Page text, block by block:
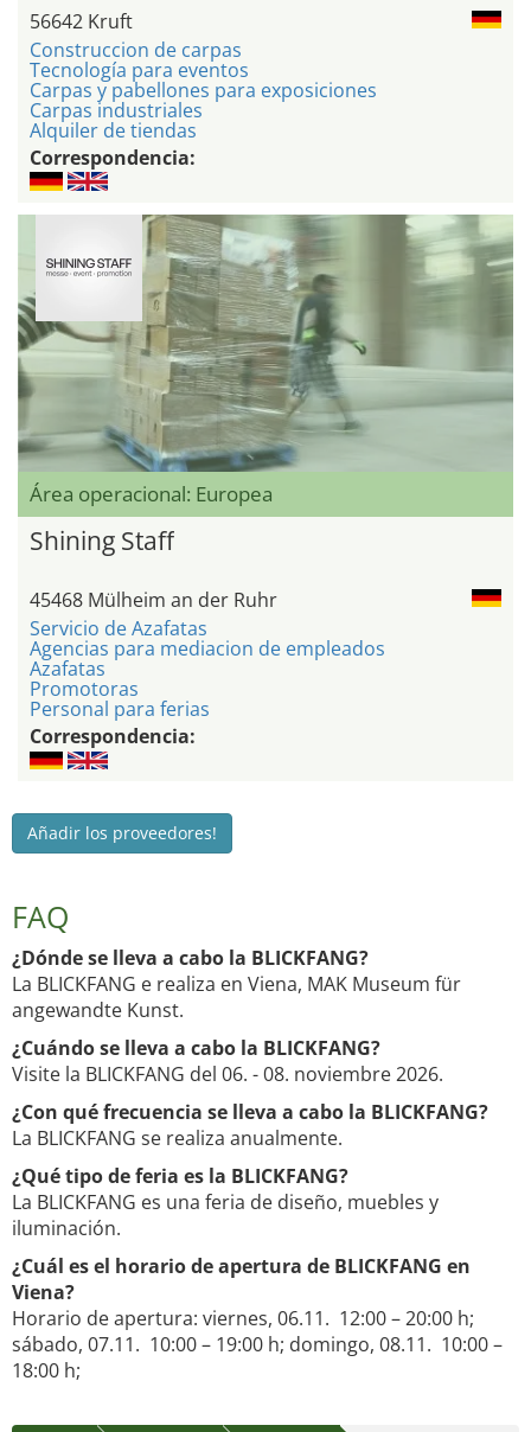
56642 Kruft
Construccion de carpas
Tecnología para eventos
Carpas y pabellones para exposiciones
Carpas industriales
Alquiler de tiendas
Correspondencia:
Área operacional: Europea
Shining Staff
45468 Mülheim an der Ruhr
Servicio de Azafatas
Agencias para mediacion de empleados
Azafatas
Promotoras
Personal para ferias
Correspondencia:
Añadir los proveedores!
FAQ
¿Dónde se lleva a cabo la BLICKFANG?
La BLICKFANG e realiza en Viena, MAK Museum für
angewandte Kunst.
¿Cuándo se lleva a cabo la BLICKFANG?
Visite la BLICKFANG del 06. - 08. noviembre 2026.
¿Con qué frecuencia se lleva a cabo la BLICKFANG?
La BLICKFANG se realiza anualmente.
¿Qué tipo de feria es la BLICKFANG?
La BLICKFANG es una feria de diseño, muebles y
iluminación.
¿Cuál es el horario de apertura de BLICKFANG en
Viena?
Horario de apertura: viernes, 06.11. 12:00 – 20:00 h;
sábado, 07.11. 10:00 – 19:00 h; domingo, 08.11. 10:00 –
18:00 h;